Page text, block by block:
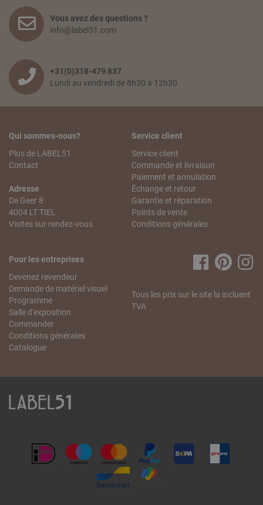
Vous avez des questions ?
info@label51.com
+31(0)318-479 837
Lundi au vendredi de 8h30 à 12h30
Qui sommes-nous?
Plus de LABEL51
Contact
Adresse
De Geer 8
4004 LT TIEL
Visites sur rendez-vous
Service client
Service client
Commande et livraison
Paiement et annulation
Échange et retour
Garantie et réparation
Points de vente
Conditions générales
Pour les entreprises
Devenez revendeur
Demande de matériel visuel
Programme
Salle d'exposition
Commander
Conditions générales
Catalogue
Tous les prix sur le site la incluent
TVA